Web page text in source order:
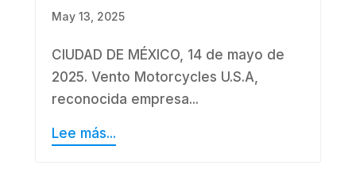
May 13, 2025
CIUDAD DE MÉXICO, 14 de mayo de
2025. Vento Motorcycles U.S.A,
reconocida empresa...
Lee más...